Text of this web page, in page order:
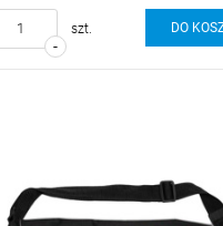
-
szt. DO